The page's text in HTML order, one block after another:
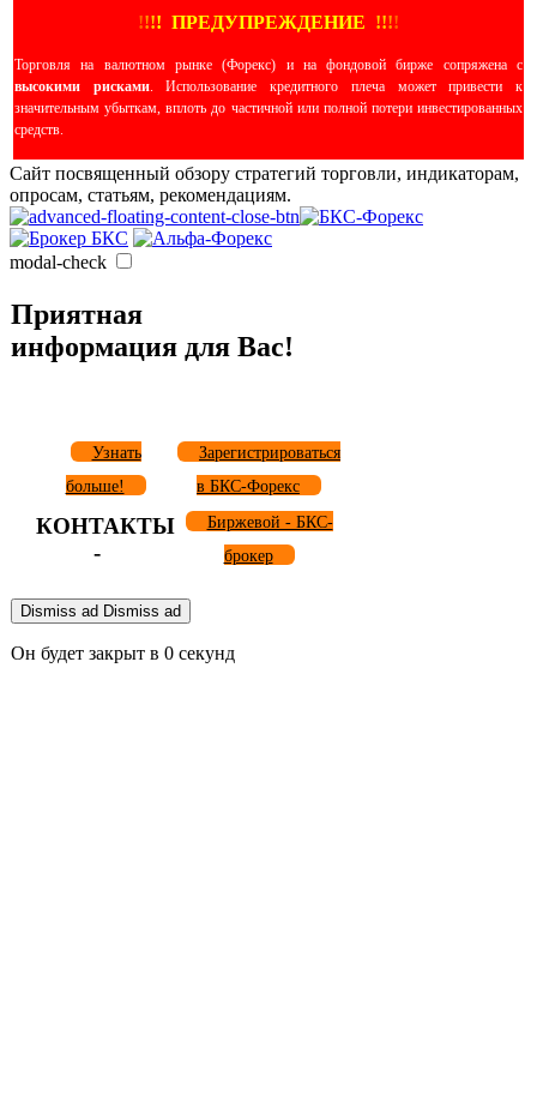
!!!! ПРЕДУПРЕЖДЕНИЕ !!!!
Торговля на валютном рынке (Форекс) и на фондовой бирже сопряжена с
высокими рисками. Использование кредитного плеча может привести к
значительным убыткам, вплоть до частичной или полной потери инвестированных
средств.
Сайт посвященный обзору стратегий торговли, индикаторам,
опросам, статьям, рекомендациям.
modal-check
Приятная
информация для Вас!
Узнать
больше!
Зарегистрироваться
в БКС-Форекс
КОНТАКТЫ
-
Биржевой - БКС-
брокер
Dismiss ad Dismiss ad
Он будет закрыт в 0 секунд